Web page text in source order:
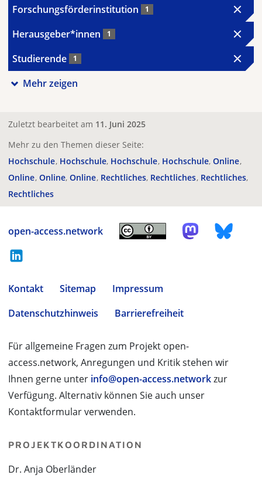
Forschungsförderinstitution 1
Herausgeber*innen 1
Studierende 1
Mehr zeigen
Zuletzt bearbeitet am 11. Juni 2025
Mehr zu den Themen dieser Seite:
Hochschule Hochschule Hochschule Hochschule Online
Online Online Online Rechtliches Rechtliches Rechtliches
Rechtliches
open-access.network
Kontakt Sitemap
Impressum
Datenschutzhinweis
Barrierefreiheit
Für allgemeine Fragen zum Projekt open-
access.network, Anregungen und Kritik stehen wir
Ihnen gerne unter info@open-access.networkzur
Verfügung. Alternativ können Sie auch unser
Kontaktformular verwenden.
PROJEKTKOORDINATION
Dr. Anja Oberländer